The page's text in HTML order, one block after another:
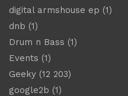
digital armshouse ep (1)
dnb (1)
Drum n Bass (1)
Events (1)
Geeky (12 203)
google2b (1)